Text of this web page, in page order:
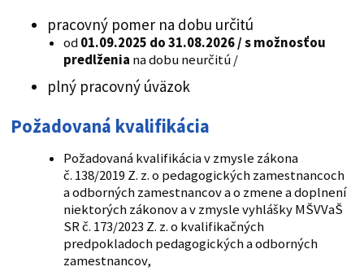
pracovný pomer na dobu určitú
od01.09.2025 do 31.08.2026 / s možnosťou
predlženia na dobu neurčitú /
plný pracovný úväzok
Požadovaná kvalifikácia
Požadovaná kvalifikácia v zmysle zákona
č. 138/2019 Z. z. o pedagogických zamestnancoch
a odborných zamestnancov a o zmene a doplnení
niektorých zákonov a v zmysle vyhlášky MŠVVaŠ
SR č. 173/2023 Z. z. o kvalifikačných
predpokladoch pedagogických a odborných
zamestnancov,